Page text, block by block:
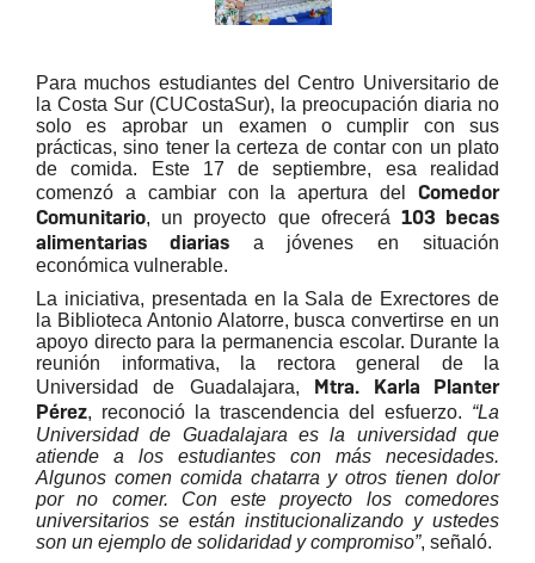
Para muchos estudiantes del Centro Universitario de
la Costa Sur (CUCostaSur), la preocupación diaria no
solo es aprobar un examen o cumplir con sus
prácticas, sino tener la certeza de contar con un plato
de comida. Este 17 de septiembre, esa realidad
comenzó a cambiar con la apertura del Comedor
Comunitario, un proyecto que ofrecerá 103 becas
alimentarias diariasa jóvenes en situación
económica vulnerable.
La iniciativa, presentada en la Sala de Exrectores de
la Biblioteca Antonio Alatorre, busca convertirse en un
apoyo directo para la permanencia escolar. Durante la
reunión informativa, la rectora general de la
Universidad de Guadalajara, Mtra. Karla Planter
Pérez, reconoció la trascendencia del esfuerzo. “La
Universidad de Guadalajara es la universidad que
atiende a los estudiantes con más necesidades.
Algunos comen comida chatarra y otros tienen dolor
por no comer. Con este proyecto los comedores
universitarios se están institucionalizando y ustedes
son un ejemplo de solidaridad y compromiso”, señaló.